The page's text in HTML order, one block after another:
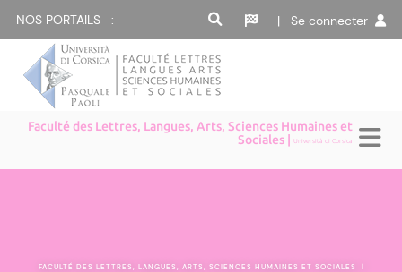
NOS PORTAILS : | Se connecter
Faculté des Lettres, Langues, Arts, Sciences Humaines et
Sociales |Università di Corsica
FACULTÉ DES LETTRES, LANGUES, ARTS, SCIENCES HUMAINES ET SOCIALES |